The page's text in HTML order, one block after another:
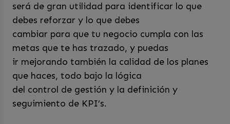
será de gran utilidad para identificar lo que
debes reforzar y lo que debes
cambiar para que tu negocio cumpla con las
metas que te has trazado, y puedas
ir mejorando también la calidad de los planes
que haces, todo bajo la lógica
del control de gestión y la definición y
seguimiento de KPI’s.